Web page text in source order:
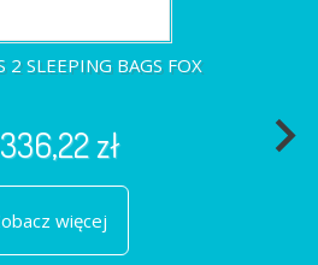
2 SLEEPING BAGS FOX
336,22 zł
więcej
navigate_next